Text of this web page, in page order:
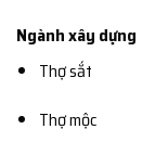
Ngành xây dựng
Thợ sắt
Thợ mộc